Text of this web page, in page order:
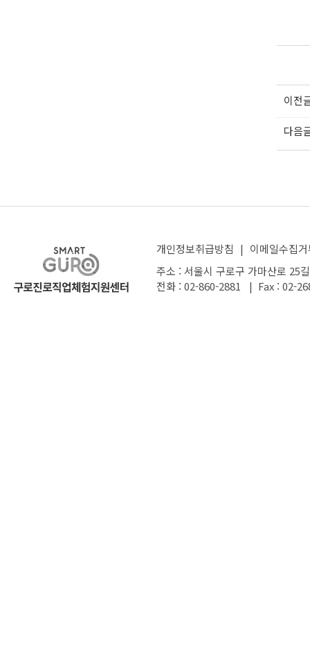
이전
다음
개인정보취급방침 | 이메일수집
주소 : 서울시 구로구 가마산로 25
전화 : 02-860-2881 | Fax : 02-